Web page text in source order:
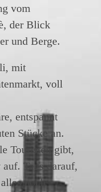
vom
der Blick
und Berge.
mit
voll
entspannt
Stücke an.
Touristen gibt,
Tags darauf,
noch